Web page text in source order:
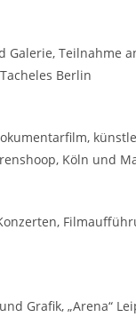
Teilnahme
Berlin
Köln und
Grafik, „Arena“